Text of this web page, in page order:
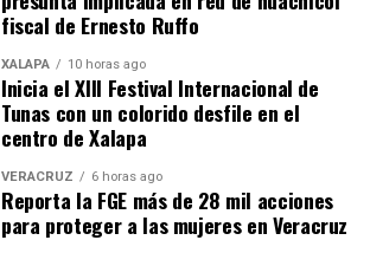
fiscal de Ernesto Ruffo
XALAPA 10 horas ago
Inicia el XIII Festival Internacional de
Tunas con un colorido desfile en el
centro de Xalapa
VERACRUZ 6 horas ago
Reporta la FGE más de 28 mil acciones
para proteger a las mujeres en Veracruz